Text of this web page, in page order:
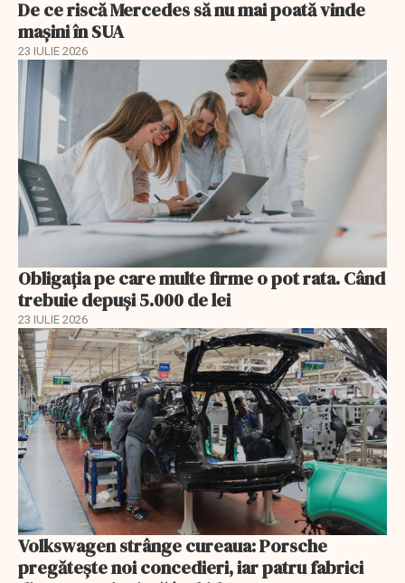
De ce riscă Mercedes să nu mai poată vinde
mașini în SUA
23 IULIE 2026
Obligația pe care multe firme o pot rata. Când
trebuie depuși 5.000 de lei
23 IULIE 2026
Volkswagen strânge cureaua: Porsche
pregătește noi concedieri, iar patru fabrici